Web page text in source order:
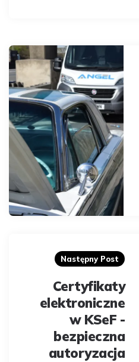
Post
navigation
Następny Post
Certyfikaty
elektroniczne
w KSeF -
bezpieczna
autoryzacja